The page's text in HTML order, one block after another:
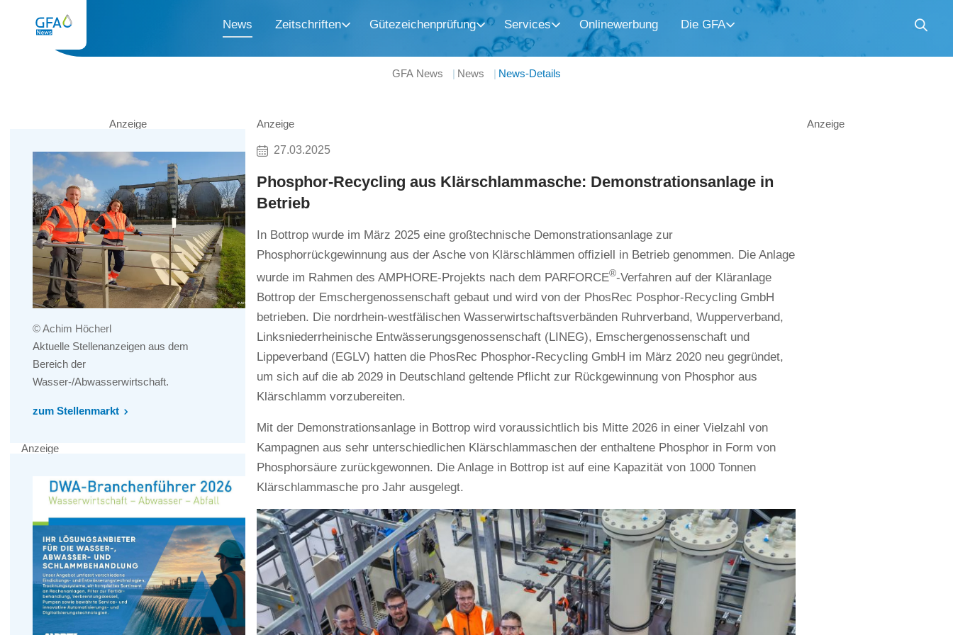
News Zeitschriften Gütezeichenprüfung Services Onlinewerbung Die GFA
GFA News News News-Details
Anzeige
27.03.2025
Phosphor-Recycling aus Klärschlammasche: Demonstrationsanlage in
Betrieb
In Bottrop wurde im März 2025 eine großtechnische Demonstrationsanlage zur
Phosphorrückgewinnung aus der Asche von Klärschlämmen offiziell in Betrieb genommen. Die Anlage
wurde im Rahmen des AMPHORE-Projekts nach dem PARFORCE®-Verfahren auf der Kläranlage
Bottrop der Emschergenossenschaft gebaut und wird von der PhosRec Posphor-Recycling GmbH
betrieben. Die nordrhein-westfälischen Wasserwirtschaftsverbänden Ruhrverband, Wupperverband,
Linksniederrheinische Entwässerungsgenossenschaft (LINEG), Emschergenossenschaft und
Lippeverband (EGLV) hatten die PhosRec Phosphor-Recycling GmbH im März 2020 neu gegründet,
um sich auf die ab 2029 in Deutschland geltende Pflicht zur Rückgewinnung von Phosphor aus
Klärschlamm vorzubereiten.
Mit der Demonstrationsanlage in Bottrop wird voraussichtlich bis Mitte 2026 in einer Vielzahl von
Kampagnen aus sehr unterschiedlichen Klärschlammaschen der enthaltene Phosphor in Form von
Phosphorsäure zurückgewonnen. Die Anlage in Bottrop ist auf eine Kapazität von 1000 Tonnen
Klärschlammasche pro Jahr ausgelegt.
Anzeige
© Achim Höcherl
Aktuelle Stellenanzeigen aus dem
Bereich der
Wasser-/Abwasserwirtschaft.
zum Stellenmarkt
Anzeige
Anzeige